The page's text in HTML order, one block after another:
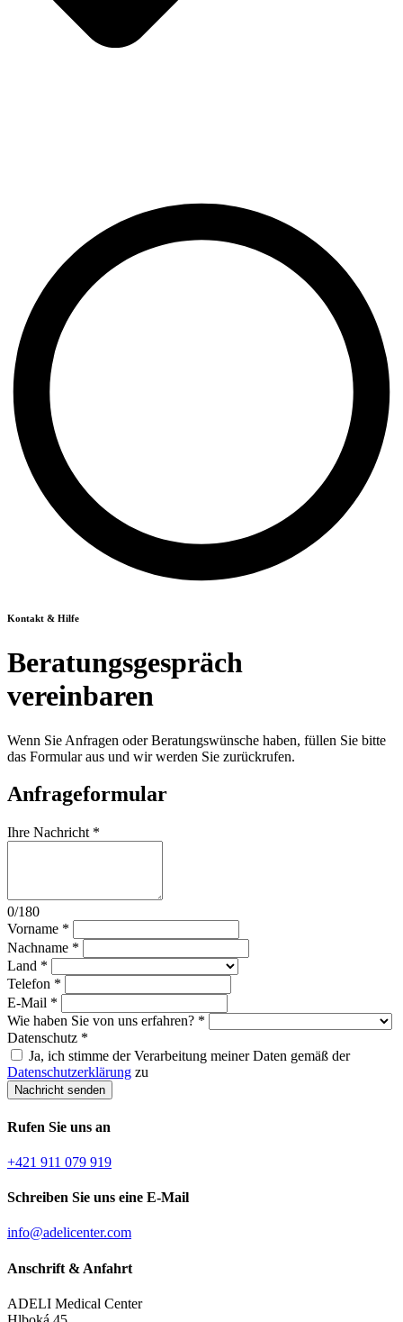
Kontakt & Hilfe
Beratungsgespräch
vereinbaren
Wenn Sie Anfragen oder Beratungswünsche haben, füllen Sie bitte
das Formular aus und wir werden Sie zurückrufen.
Anfrageformular
Ihre Nachricht *
0/180
Vorname *
Nachname *
Land *
Telefon *
E-Mail *
Wie haben Sie von uns erfahren? *
Datenschutz *
Ja, ich stimme der Verarbeitung meiner Daten gemäß der
Datenschutzerklärung zu
Nachricht senden
Rufen Sie uns an
+421 911 079 919
Schreiben Sie uns eine E-Mail
info@adelicenter.com
Anschrift & Anfahrt
ADELI Medical Center